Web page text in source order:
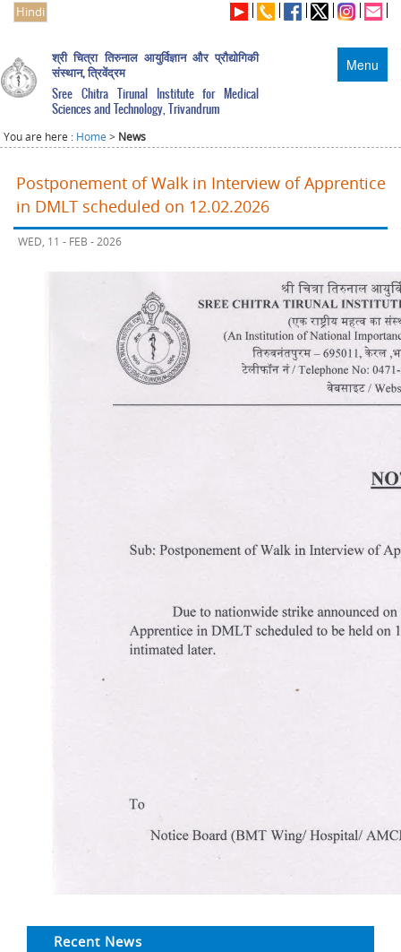
Hindi
Menu
श्री चित्रा तिरुनाल आयुर्विज्ञान और प्रौद्योगिकी
संस्थान, त्रिवेंद्रम
Sree Chitra Tirunal Institute for Medical
Sciences and Technology, Trivandrum
You are here : Home > News
Postponement of Walk in Interview of Apprentice
in DMLT scheduled on 12.02.2026
WED, 11 - FEB - 2026
Recent News